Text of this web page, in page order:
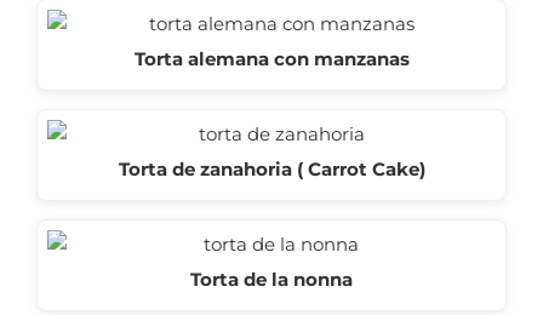
Torta alemana con manzanas
Torta de zanahoria ( Carrot Cake)
Torta de la nonna